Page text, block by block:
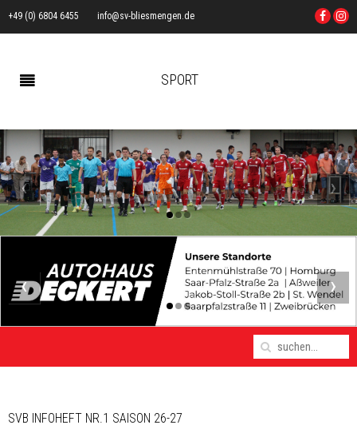
+49 (0) 6804 6455 info@sv-bliesmengen.de
SPORT
›
‹
›
‹
SVB INFOHEFT NR.1 SAISON 26-27